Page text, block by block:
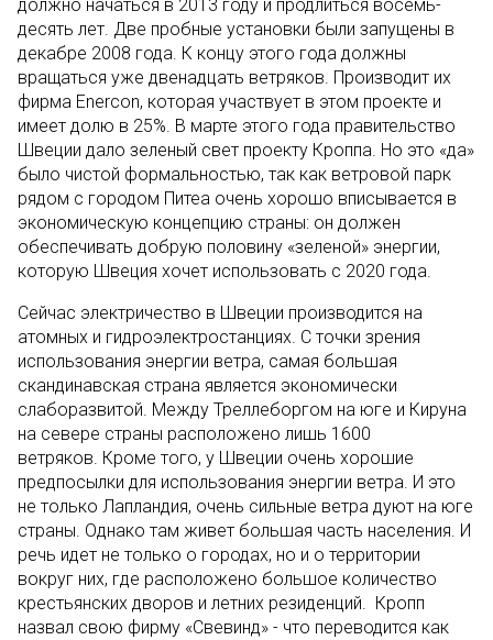
должно начаться в 2013 году и продлиться восемь-
десять лет. Две пробные установки были запущены в
декабре 2008 года. К концу этого года должны
вращаться уже двенадцать ветряков. Производит их
фирма Enercon, которая участвует в этом проекте и
имеет долю в 25%. В марте этого года правительство
Швеции дало зеленый свет проекту Кроппа. Но это «да»
было чистой формальностью, так как ветровой парк
рядом с городом Питеа очень хорошо вписывается в
экономическую концепцию страны: он должен
обеспечивать добрую половину «зеленой» энергии,
которую Швеция хочет использовать с 2020 года.
Сейчас электричество в Швеции производится на
атомных и гидроэлектростанциях. С точки зрения
использования энергии ветра, самая большая
скандинавская страна является экономически
слаборазвитой. Между Треллеборгом на юге и Кируна
на севере страны расположено лишь 1600
ветряков. Кроме того, у Швеции очень хорошие
предпосылки для использования энергии ветра. И это
не только Лапландия, очень сильные ветра дуют на юге
страны. Однако там живет большая часть населения. И
речь идет не только о городах, но и о территории
вокруг них, где расположено большое количество
крестьянских дворов и летних резиденций. Кропп
назвал свою фирму «Свевинд» - что переводится как